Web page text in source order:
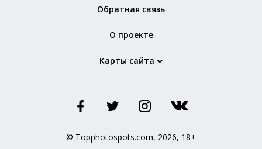
Обратная связь
О проекте
Карты сайта
© Topphotospots.com, 2026, 18+